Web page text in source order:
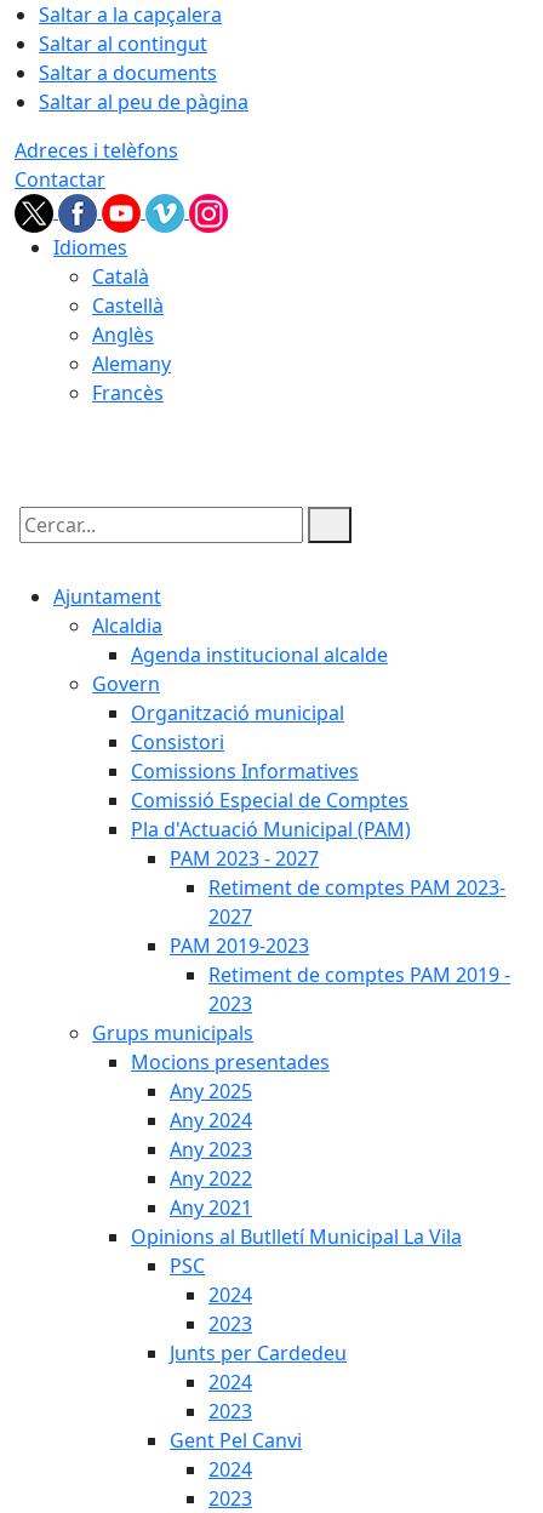
Saltar a la capçalera
Saltar al contingut
Saltar a documents
Saltar al peu de pàgina
Adreces i telèfons
Contactar
Idiomes
Català
Castellà
Anglès
Alemany
Francès
Cercar:
Ajuntament
Alcaldia
Agenda institucional alcalde
Govern
Organització municipal
Consistori
Comissions Informatives
Comissió Especial de Comptes
Pla d'Actuació Municipal (PAM)
PAM 2023 - 2027
Retiment de comptes PAM 2023-
2027
PAM 2019-2023
Retiment de comptes PAM 2019 -
2023
Grups municipals
Mocions presentades
Any 2025
Any 2024
Any 2023
Any 2022
Any 2021
Opinions al Butlletí Municipal La Vila
PSC
2024
2023
Junts per Cardedeu
2024
2023
Gent Pel Canvi
2024
2023